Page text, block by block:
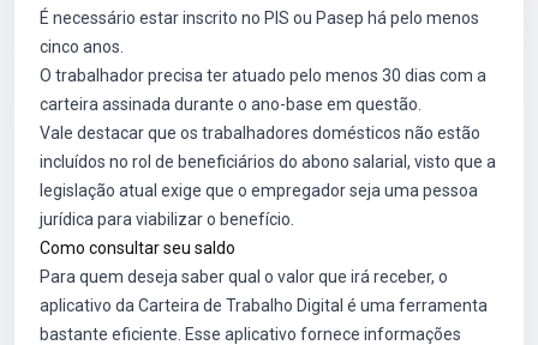
É necessário estar inscrito no PIS ou Pasep há pelo menos
cinco anos.
O trabalhador precisa ter atuado pelo menos 30 dias com a
carteira assinada durante o ano-base em questão.
Vale destacar que os trabalhadores domésticos não estão
incluídos no rol de beneficiários do abono salarial, visto que a
legislação atual exige que o empregador seja uma pessoa
jurídica para viabilizar o benefício.
Como consultar seu saldo
Para quem deseja saber qual o valor que irá receber, o
aplicativo da Carteira de Trabalho Digital é uma ferramenta
bastante eficiente. Esse aplicativo fornece informações